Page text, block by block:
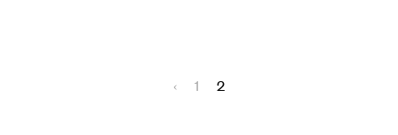
‹ 1 2